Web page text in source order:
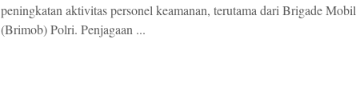
peningkatan aktivitas personel keamanan, terutama dari Brigade Mobil
(Brimob) Polri. Penjagaan ...